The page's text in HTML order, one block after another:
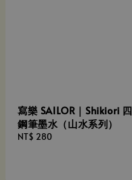
寫樂 SAILOR｜Shikiori
鋼筆墨水（山水系列）
Regular
NT$ 280